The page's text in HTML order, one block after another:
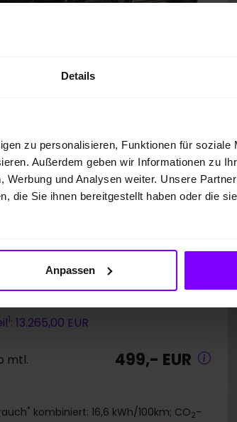
Details
zu personalisieren, Funktionen für soziale
Außerdem geben wir Informationen zu
und Analysen weiter. Unsere
die Sie ihnen bereitgestellt haben oder die
Anpassen
Tavascan Blue Metallic
Automatik
SENNHEISER SOUND
EUR
1: 13.265,00 EUR
mtl. 499,- EUR
* kombiniert: 16,6 kWh/100km; CO2-